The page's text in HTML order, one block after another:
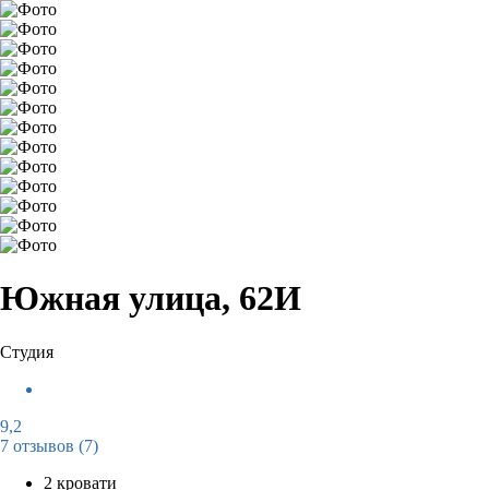
Южная улица, 62И
Студия
9,2
7 отзывов (7)
2 кровати